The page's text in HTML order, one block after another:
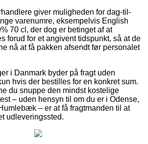
giver muligheden for dag-til-
varenumre, eksempelvis English
70 cl, der dog er betinget af at
forud for et angivent tidspunkt, så at de
nå at få pakken afsendt før personalet
i Danmark byder på fragt uden
hvis der bestilles for en konkret sum.
du snuppe den mindst kostelige
– uden hensyn til om du er i Odense,
– er at få fragtmanden til at
udleveringssted.